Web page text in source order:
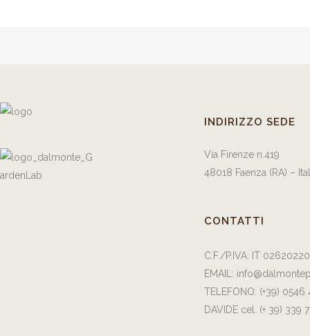
INDIRIZZO SEDE
Via Firenze n.419
48018 Faenza (RA) –
CONTATTI
C.F./P.IVA: IT
EMAIL:
TELEFONO: (+39) 0546
DAVIDE cel. (+ 39) 339